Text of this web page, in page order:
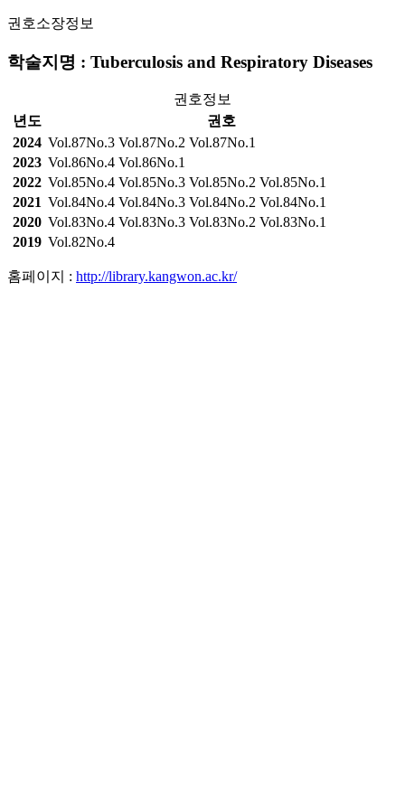
권호소장정보
학술지명 : Tuberculosis and Respiratory Diseases
권호정보
년도
권호
2024 Vol.87No.3 Vol.87No.2 Vol.87No.1
2023 Vol.86No.4 Vol.86No.1
2022 Vol.85No.4 Vol.85No.3 Vol.85No.2 Vol.85No.1
2021 Vol.84No.4 Vol.84No.3 Vol.84No.2 Vol.84No.1
2020 Vol.83No.4 Vol.83No.3 Vol.83No.2 Vol.83No.1
2019 Vol.82No.4
홈페이지 : http://library.kangwon.ac.kr/